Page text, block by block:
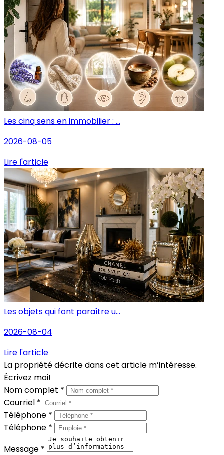
Les cinq sens en immobilier : ...
2026-08-05
Lire l'article
Les objets qui font paraître u...
2026-08-04
Lire l'article
La propriété décrite dans cet article m’intéresse.
Écrivez moi!
Nom complet *
Courriel *
Téléphone *
Téléphone *
Message *